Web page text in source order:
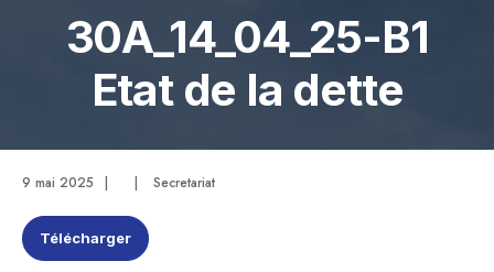
30A_14_04_25-B1
Etat de la dette
9 mai 2025 | | Secretariat
Télécharger